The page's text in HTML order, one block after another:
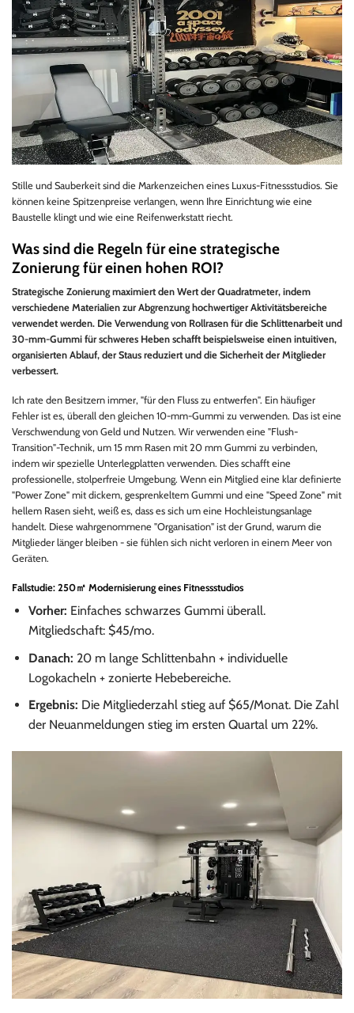
Stille und Sauberkeit sind die Markenzeichen eines Luxus-Fitnessstudios. Sie
können keine Spitzenpreise verlangen, wenn Ihre Einrichtung wie eine
Baustelle klingt und wie eine Reifenwerkstatt riecht.
Was sind die Regeln für eine strategische
Zonierung für einen hohen ROI?
Strategische Zonierung maximiert den Wert der Quadratmeter, indem
verschiedene Materialien zur Abgrenzung hochwertiger Aktivitätsbereiche
verwendet werden. Die Verwendung von Rollrasen für die Schlittenarbeit und
30-mm-Gummi für schweres Heben schafft beispielsweise einen intuitiven,
organisierten Ablauf, der Staus reduziert und die Sicherheit der Mitglieder
verbessert.
Ich rate den Besitzern immer, "für den Fluss zu entwerfen". Ein häufiger
Fehler ist es, überall den gleichen 10-mm-Gummi zu verwenden. Das ist eine
Verschwendung von Geld und Nutzen. Wir verwenden eine "Flush-
Transition"-Technik, um 15 mm Rasen mit 20 mm Gummi zu verbinden,
indem wir spezielle Unterlegplatten verwenden. Dies schafft eine
professionelle, stolperfreie Umgebung. Wenn ein Mitglied eine klar definierte
"Power Zone" mit dickem, gesprenkeltem Gummi und eine "Speed Zone" mit
hellem Rasen sieht, weiß es, dass es sich um eine Hochleistungsanlage
handelt. Diese wahrgenommene "Organisation" ist der Grund, warum die
Mitglieder länger bleiben - sie fühlen sich nicht verloren in einem Meer von
Geräten.
Fallstudie: 250㎡ Modernisierung eines Fitnessstudios
Vorher: Einfaches schwarzes Gummi überall.
Mitgliedschaft: $45/mo.
Danach: 20 m lange Schlittenbahn + individuelle
Logokacheln + zonierte Hebebereiche.
Ergebnis: Die Mitgliederzahl stieg auf $65/Monat. Die Zahl
der Neuanmeldungen stieg im ersten Quartal um 22%.